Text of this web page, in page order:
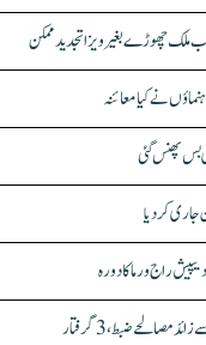
نے کیا معائنہ
بس پھنس گئی
راج ورما کا دورہ